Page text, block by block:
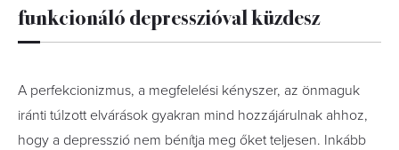
funkcionáló depresszióval küzdesz
A perfekcionizmus, a megfelelési kényszer, az önmaguk
iránti túlzott elvárások gyakran mind hozzájárulnak ahhoz,
hogy a depresszió nem bénítja meg őket teljesen. Inkább